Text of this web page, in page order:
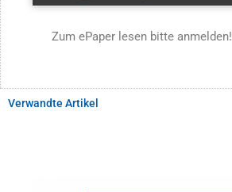
Zum ePaper lesen bitte anmelden!
Verwandte Artikel